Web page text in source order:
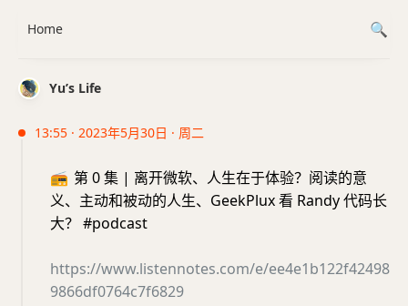
Yu’s Life
13:55 · 2023年5月30日 · 周二
📻 第 0 集 | 离开微软、人生在于体验？阅读的意
义、主动和被动的人生、GeekPlux 看 Randy 代码长
大？ #podcast
https://www.listennotes.com/e/ee4e1b122f42498
9866df0764c7f6829
Home